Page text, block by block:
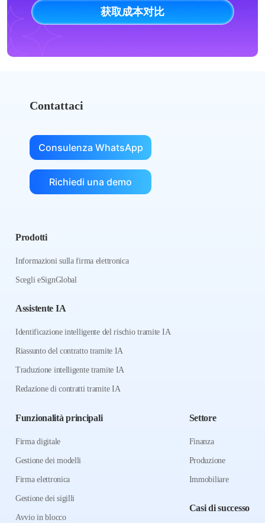
获取成本对比
Contattaci
Consulenza WhatsApp
Richiedi una demo
Prodotti
Informazioni sulla firma elettronica
Scegli eSignGlobal
Assistente IA
Identificazione intelligente del rischio tramite IA
Riassunto del contratto tramite IA
Traduzione intelligente tramite IA
Redazione di contratti tramite IA
Funzionalità principali
Firma digitale
Gestione dei modelli
Firma elettronica
Gestione dei sigilli
Avvio in blocco
Settore
Finanza
Produzione
Immobiliare
Casi di successo